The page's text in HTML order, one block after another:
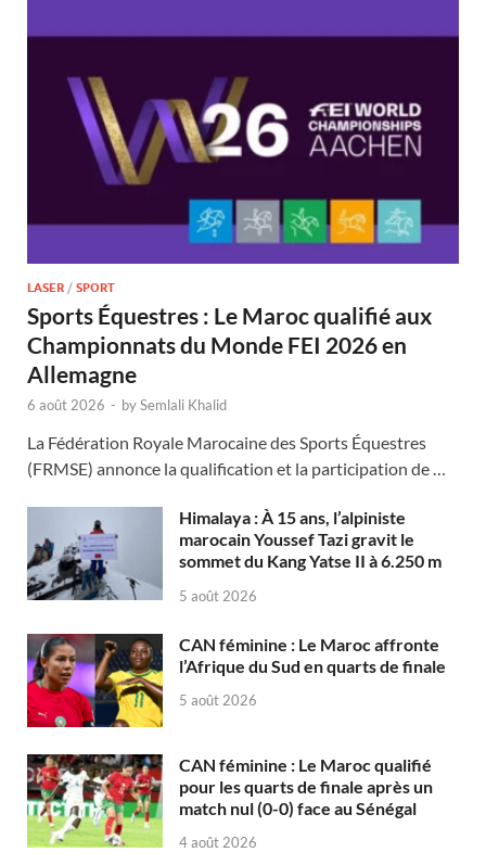
LASER / SPORT
Sports Équestres : Le Maroc qualifié aux
Championnats du Monde FEI 2026 en
Allemagne
6 août 2026 - bySemlali Khalid
La Fédération Royale Marocaine des Sports Équestres
(FRMSE) annonce la qualification et la participation de …
Himalaya : À 15 ans, l’alpiniste
marocain Youssef Tazi gravit le
sommet du Kang Yatse II à 6.250 m
5 août 2026
CAN féminine : Le Maroc affronte
l’Afrique du Sud en quarts de finale
5 août 2026
CAN féminine : Le Maroc qualifié
pour les quarts de finale après un
match nul (0-0) face au Sénégal
4 août 2026